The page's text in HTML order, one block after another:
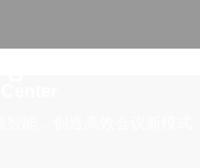
能，创造高效会议新模式